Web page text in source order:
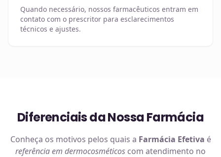
Quando necessário, nossos farmacêuticos entram em
contato com o prescritor para esclarecimentos
técnicos e ajustes.
Diferenciais da Nossa Farmácia
Conheça os motivos pelos quais a Farmácia Efetiva é
referência em dermocosméticos com atendimento no